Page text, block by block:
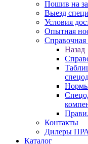
Пошив на
Выезд
Условия
Опытная
Назад
Контакты
Дилеры
Каталог